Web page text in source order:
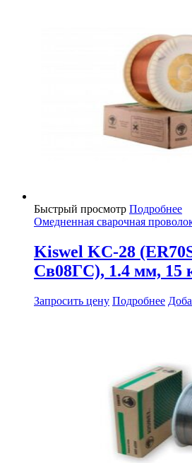
Быстрый просмотр Подробнее
Омедненная сварочная
Kiswel KC-28
Св08ГС), 1.4 мм, 15
Запросить цену Подробнее